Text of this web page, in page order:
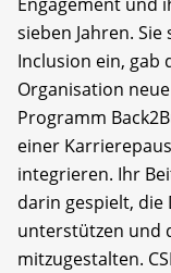
sieben Jahren.
Inclusion ein, gab
Organisation
Programm
einer
integrieren. Ihr
darin gespielt, die
unterstützen und
mitzugestalten.